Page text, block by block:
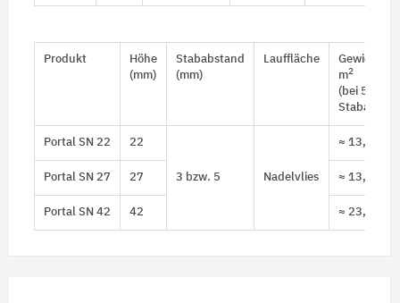
Produkt
Höhe
(mm)
Stababstand
(mm)
Lauffläche
Gewicht
m2
(bei 5 mm
Portal SN 22 22
3 bzw. 5 Nadelvlies
≈ 13,4 kg
Portal SN 27 27 ≈ 13,7 kg
Portal SN 42 42 ≈ 23,6 kg